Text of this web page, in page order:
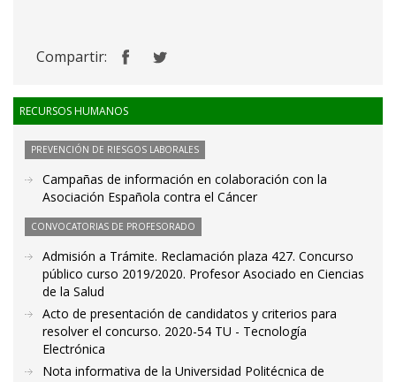
Compartir:
RECURSOS HUMANOS
PREVENCIÓN DE RIESGOS LABORALES
Campañas de información en colaboración con la
Asociación Española contra el Cáncer
CONVOCATORIAS DE PROFESORADO
Admisión a Trámite. Reclamación plaza 427. Concurso
público curso 2019/2020. Profesor Asociado en Ciencias
de la Salud
Acto de presentación de candidatos y criterios para
resolver el concurso. 2020-54 TU - Tecnología
Electrónica
Nota informativa de la Universidad Politécnica de